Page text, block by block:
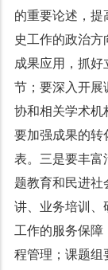
的重要论述，提
史工作的政治
成果应用，抓
节；要深入开展
协和相关学术机
要加强成果的转
表。三是要丰富
题教育和民进社
讲、业务培训、
工作的服务保障
程管理；课题组